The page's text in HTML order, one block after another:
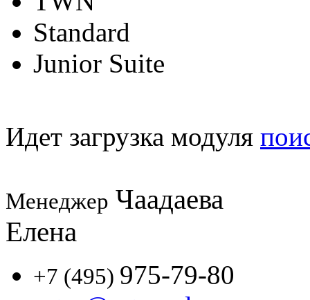
Standard
Junior Suite
Идет загрузка модуля
Менеджер Чаадаева
Елена
+7 (495) 975-79-80